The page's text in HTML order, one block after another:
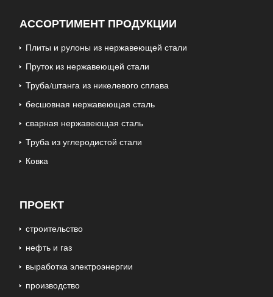
АССОРТИМЕНТ ПРОДУКЦИИ
Плиты и рулоны из нержавеющей стали
Пруток из нержавеющей стали
Труба/штанга из никелевого сплава
бесшовная нержавеющая сталь
сварная нержавеющая сталь
Труба из углеродистой стали
Ковка
ПРОЕКТ
строительство
нефть и газ
выработка электроэнергии
производство